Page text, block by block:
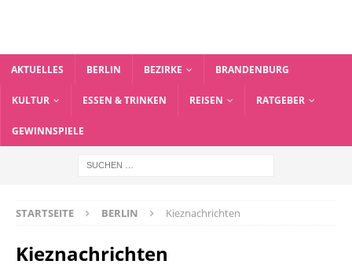
AKTUELLES BERLIN BEZIRKE BRANDENBURG
KULTUR ESSEN & TRINKEN REISEN RATGEBER
GEWINNSPIELE
STARTSEITE BERLIN Kieznachrichten
Kieznachrichten